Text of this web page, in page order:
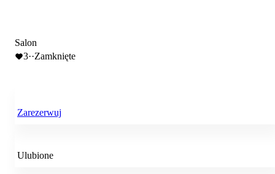
Salon
3··Zamknięte
Zarezerwuj
Ulubione